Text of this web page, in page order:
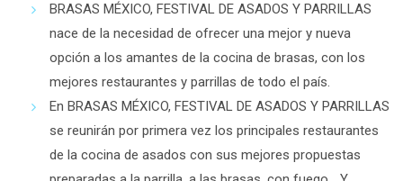
BRASAS MÉXICO, FESTIVAL DE ASADOS Y PARRILLAS
nace de la necesidad de ofrecer una mejor y nueva
opción a los amantes de la cocina de brasas, con los
mejores restaurantes y parrillas de todo el país.
En BRASAS MÉXICO, FESTIVAL DE ASADOS Y PARRILLAS
se reunirán por primera vez los principales restaurantes
de la cocina de asados con sus mejores propuestas